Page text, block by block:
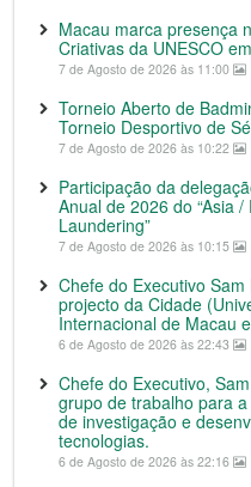
Macau marca presença
Criativas da UNESCO
7 de Agosto de 2026 às 11:00
Torneio Aberto de
Torneio Desportivo de
7 de Agosto de 2026 às 10:22
Participação da
Anual de 2026 do “Asia
Laundering”
7 de Agosto de 2026 às 10:15
Chefe do Executivo
projecto da Cidade
Internacional de Macau
6 de Agosto de 2026 às 22:43
Chefe do Executivo,
grupo de trabalho para
de investigação e
tecnologias.
6 de Agosto de 2026 às 22:16